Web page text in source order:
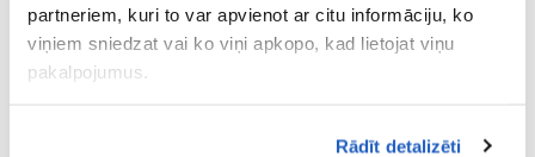
partneriem, kuri to var apvienot ar citu informāciju, ko
viņiem sniedzat vai ko viņi apkopo, kad lietojat viņu
pakalpojumus.
Rādīt detalizēti
Līdz 30 %darbības efektivitātesuzlabojums
noliktavas darbībās.
procesi ar mobilo RF un balss